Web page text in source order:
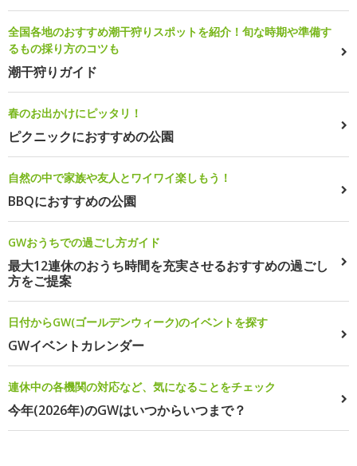
全国各地のおすすめ潮干狩りスポットを紹介！旬な時期や準備す
るもの採り方のコツも
潮干狩りガイド
春のお出かけにピッタリ！
ピクニックにおすすめの公園
自然の中で家族や友人とワイワイ楽しもう！
BBQにおすすめの公園
GWおうちでの過ごし方ガイド
最大12連休のおうち時間を充実させるおすすめの過ごし
方をご提案
日付からGW(ゴールデンウィーク)のイベントを探す
GWイベントカレンダー
連休中の各機関の対応など、気になることをチェック
今年(2026年)のGWはいつからいつまで？